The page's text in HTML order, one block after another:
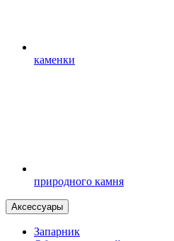
каменки
природного камня
Аксессуары
Запарник